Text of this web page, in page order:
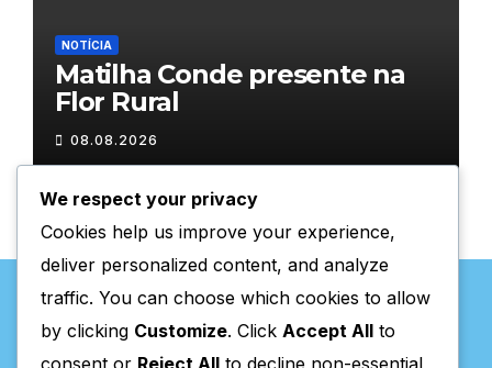
NOTÍCIA
Matilha Conde presente na
Flor Rural
08.08.2026
We respect your privacy
Cookies help us improve your experience,
deliver personalized content, and analyze
traffic. You can choose which cookies to allow
by clicking Customize. Click Accept All to
consent or Reject All to decline non-essential